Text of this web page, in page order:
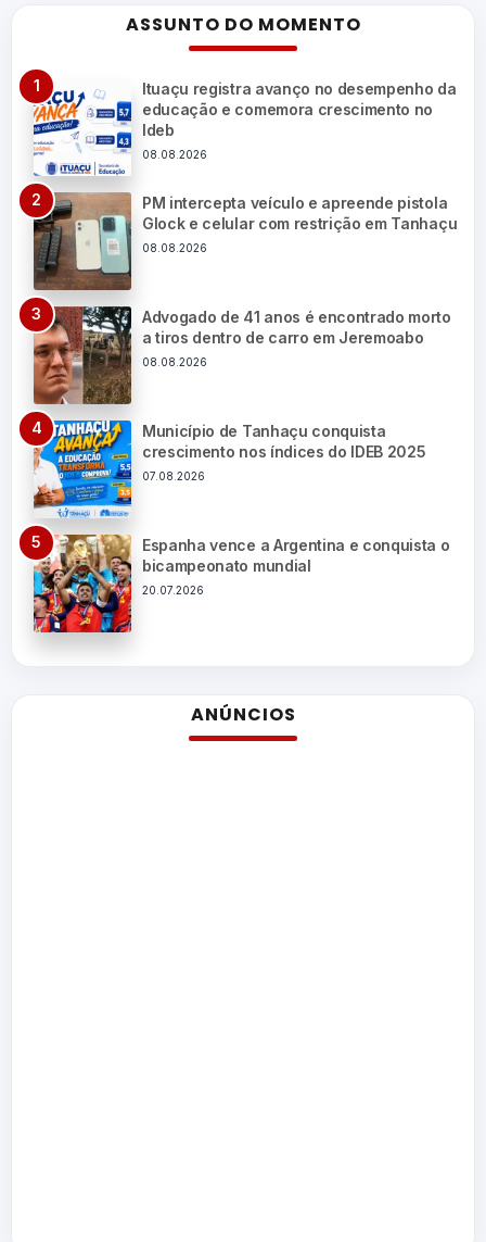
ASSUNTO DO MOMENTO
Ituaçu registra avanço no desempenho da
educação e comemora crescimento no
Ideb
08.08.2026
PM intercepta veículo e apreende pistola
Glock e celular com restrição em Tanhaçu
08.08.2026
Advogado de 41 anos é encontrado morto
a tiros dentro de carro em Jeremoabo
08.08.2026
Município de Tanhaçu conquista
crescimento nos índices do IDEB 2025
07.08.2026
Espanha vence a Argentina e conquista o
bicampeonato mundial
20.07.2026
ANÚNCIOS